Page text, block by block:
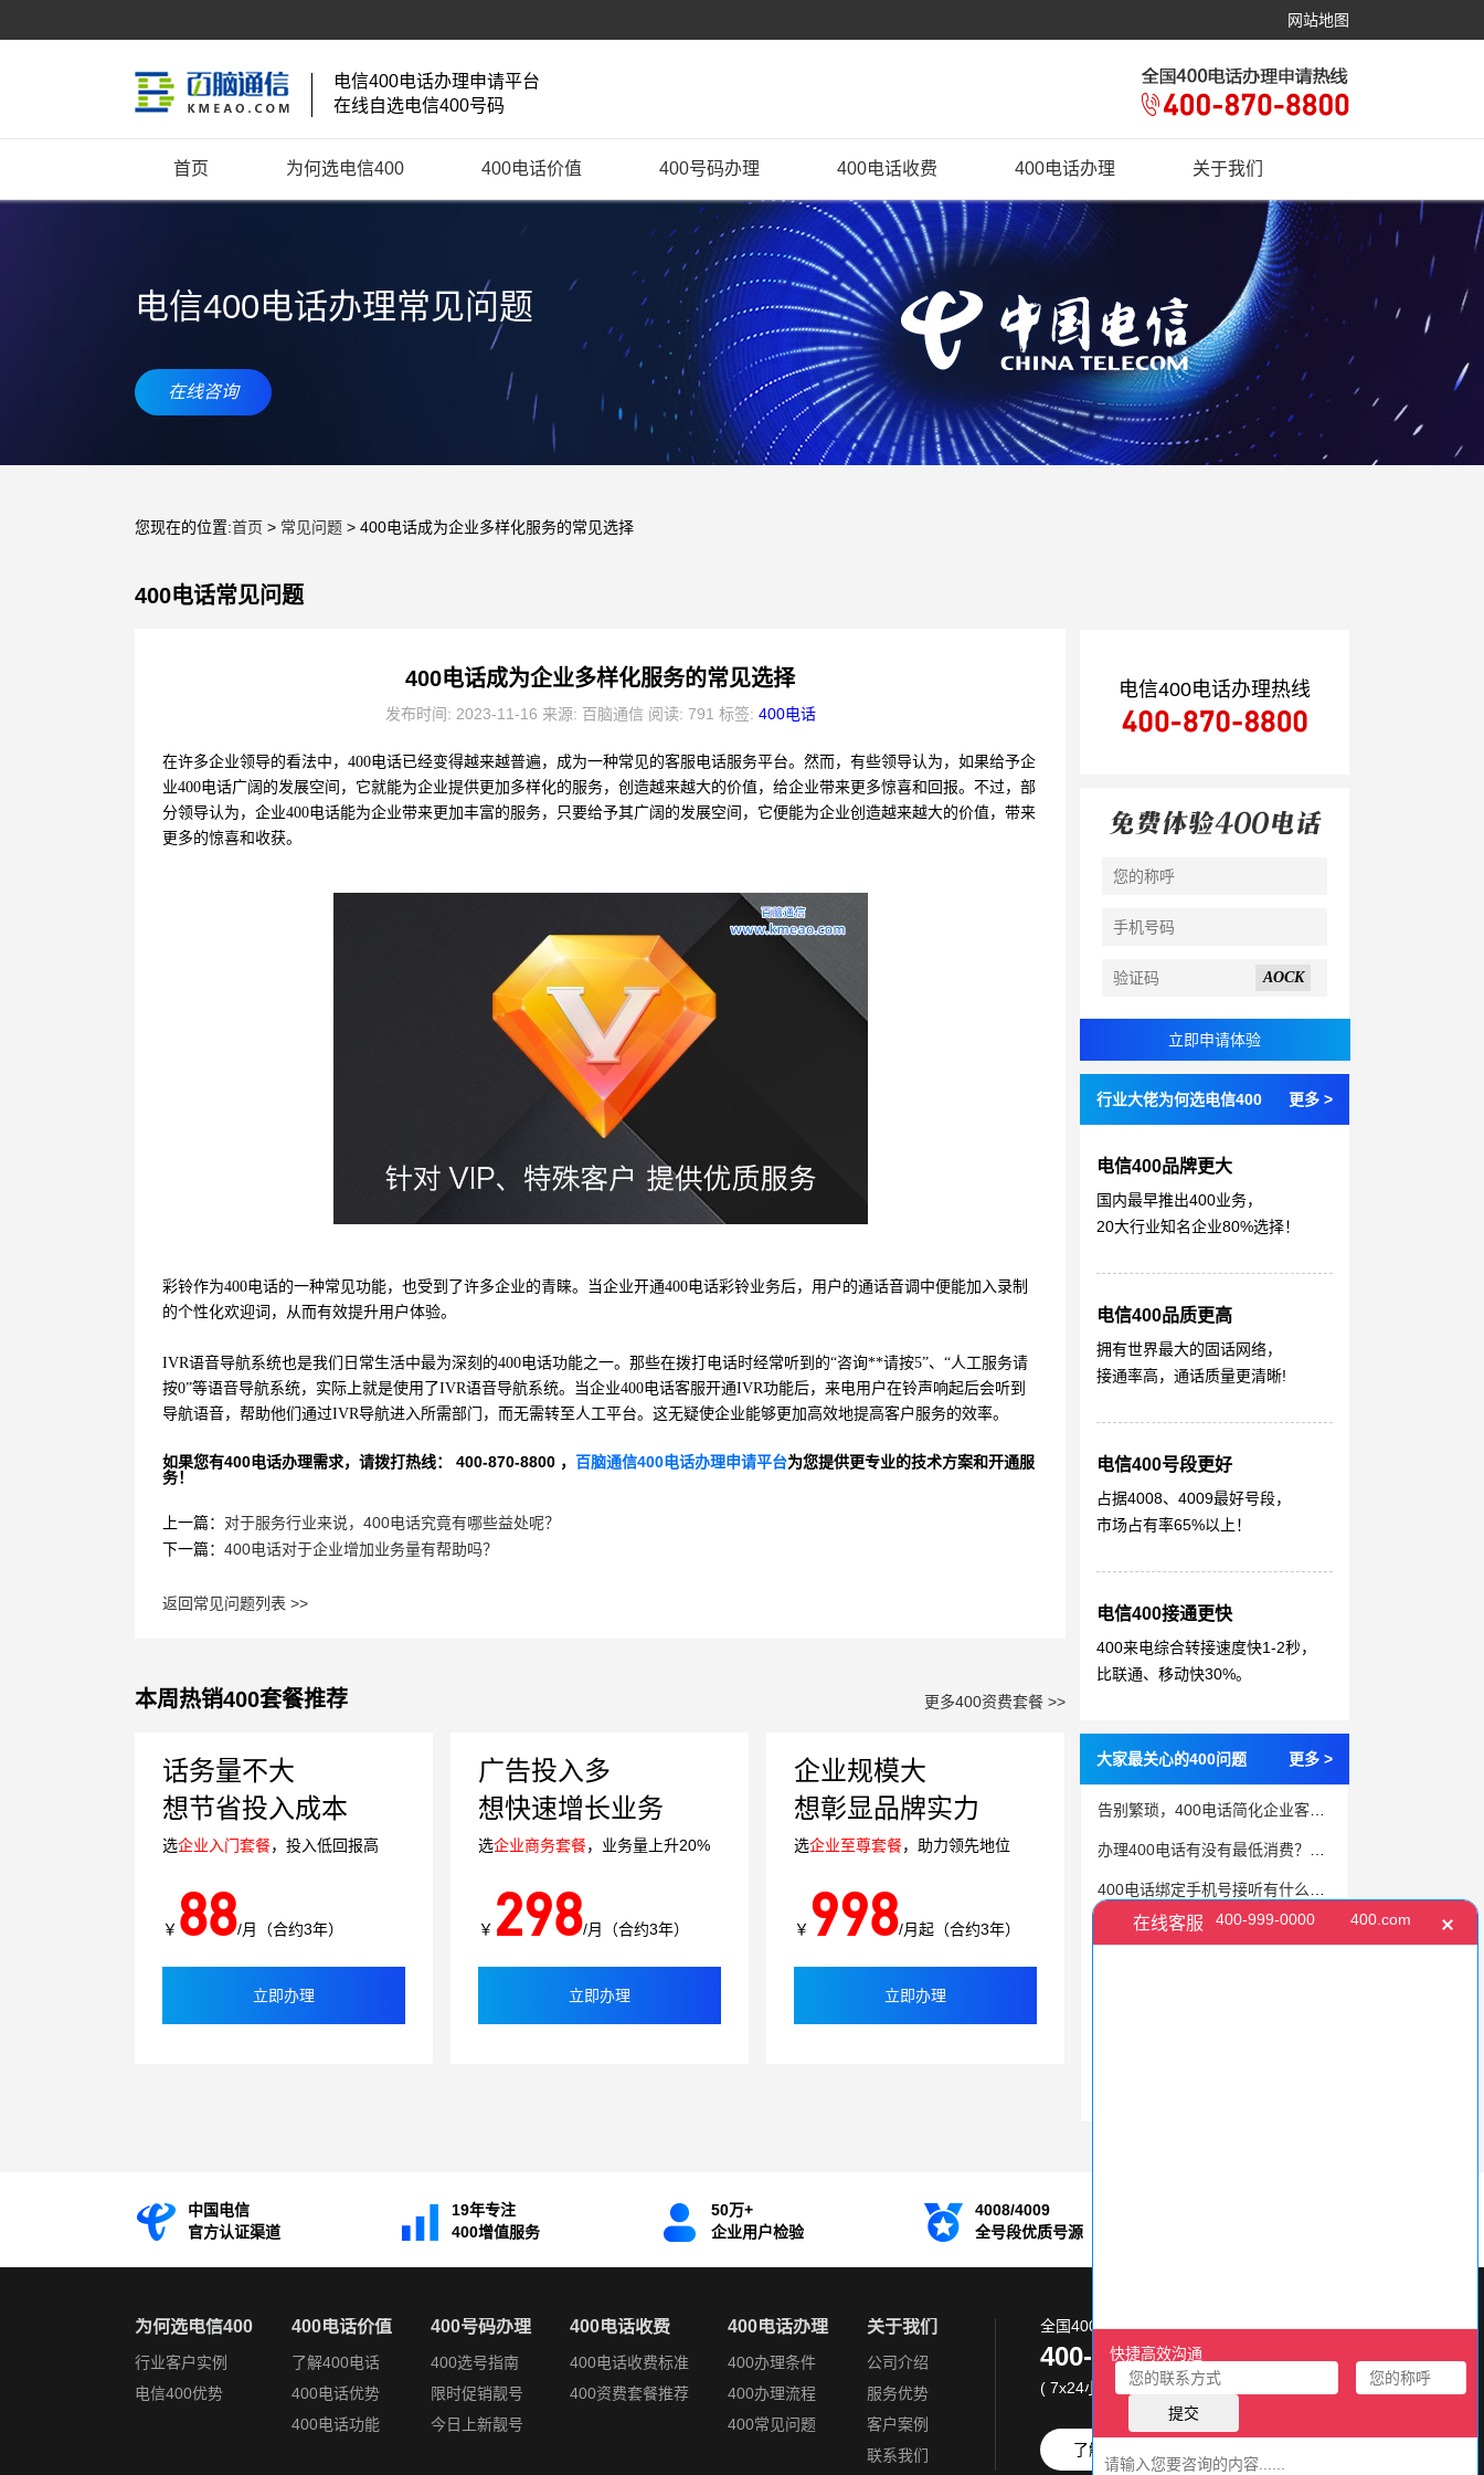
网站地图
电信400电话办理申请平台
在线自选电信400号码
首页 为何选电信400 400电话价值 400号码办理 400电话收费 400电话办理 关于我们
电信400电话办理常见问题
在线咨询
您现在的位置:首页 > 常见问题 > 400电话成为企业多样化服务的常见选择
400电话常见问题
400电话成为企业多样化服务的常见选择
发布时间: 2023-11-16 来源: 百脑通信 阅读: 791 标签: 400电话
在许多企业领导的看法中，400电话已经变得越来越普遍，成为一种常见的客服电话服务平台。然而，有些领导认为，如果给予企
业400电话广阔的发展空间，它就能为企业提供更加多样化的服务，创造越来越大的价值，给企业带来更多惊喜和回报。不过，部
分领导认为，企业400电话能为企业带来更加丰富的服务，只要给予其广阔的发展空间，它便能为企业创造越来越大的价值，带来
更多的惊喜和收获。
彩铃作为400电话的一种常见功能，也受到了许多企业的青睐。当企业开通400电话彩铃业务后，用户的通话音调中便能加入录制
的个性化欢迎词，从而有效提升用户体验。
IVR语音导航系统也是我们日常生活中最为深刻的400电话功能之一。那些在拨打电话时经常听到的“咨询**请按5”、“人工服务请
按0”等语音导航系统，实际上就是使用了IVR语音导航系统。当企业400电话客服开通IVR功能后，来电用户在铃声响起后会听到
导航语音，帮助他们通过IVR导航进入所需部门，而无需转至人工平台。这无疑使企业能够更加高效地提高客户服务的效率。
如果您有400电话办理需求，请拨打热线： 400-870-8800 ， 百脑通信400电话办理申请平台为您提供更专业的技术方案和开通服
务！
上一篇： 对于服务行业来说，400电话究竟有哪些益处呢？
下一篇： 400电话对于企业增加业务量有帮助吗？
返回常见问题列表 >>
本周热销400套餐推荐 更多400资费套餐 >>
话务量不大
想节省投入成本
选企业入门套餐，投入低回报高
￥ 88/月（合约3年）
立即办理
广告投入多
想快速增长业务
选企业商务套餐，业务量上升20%
￥ 298/月（合约3年）
立即办理
企业规模大
想彰显品牌实力
选企业至尊套餐，助力领先地位
￥ 998/月起（合约3年）
立即办理
电信400电话办理热线
AOCK
行业大佬为何选电信400 更多 >
电信400品牌更大
国内最早推出400业务，
20大行业知名企业80%选择！
电信400品质更高
拥有世界最大的固话网络，
接通率高，通话质量更清晰!
电信400号段更好
占据4008、4009最好号段，
市场占有率65%以上！
电信400接通更快
400来电综合转接速度快1-2秒，
比联通、移动快30%。
大家最关心的400问题 更多 >
400电话是专门为企事业单位办理的
中国电信
官方认证渠道
19年专注
400增值服务
50万+
企业用户检验
4008/4009
全号段优质号源
为何选电信400
行业客户实例
电信400优势
400电话价值
了解400电话
400电话优势
400电话功能
400号码办理
400选号指南
限时促销靓号
今日上新靓号
400电话收费
400电话收费标准
400资费套餐推荐
400电话办理
400办理条件
400办理流程
400常见问题
关于我们
公司介绍
服务优势
客户案例
联系我们
全国400电话服务热线:
400-870-8800
( 7x24小时 )
了解更多